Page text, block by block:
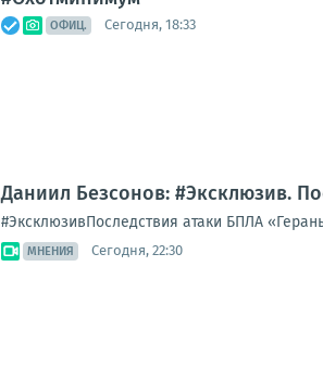
ОФИЦ. Сегодня, 18:33
Даниил Безсонов: #Эксклюзив.
#ЭксклюзивПоследствия атаки БПЛА
МНЕНИЯ Сегодня, 22:30